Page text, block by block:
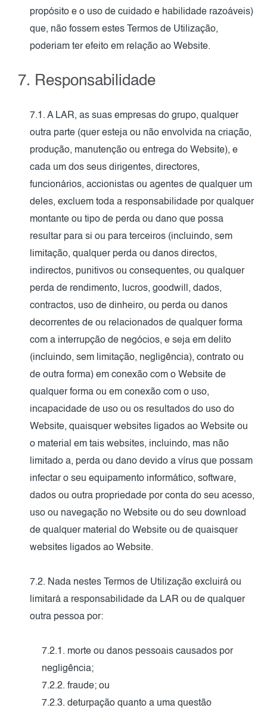
propósito e o uso de cuidado e habilidade razoáveis)
que, não fossem estes Termos de Utilização,
poderiam ter efeito em relação ao Website.
7. Responsabilidade
7.1. A LAR, as suas empresas do grupo, qualquer
outra parte (quer esteja ou não envolvida na criação,
produção, manutenção ou entrega do Website), e
cada um dos seus dirigentes, directores,
funcionários, accionistas ou agentes de qualquer um
deles, excluem toda a responsabilidade por qualquer
montante ou tipo de perda ou dano que possa
resultar para si ou para terceiros (incluindo, sem
limitação, qualquer perda ou danos directos,
indirectos, punitivos ou consequentes, ou qualquer
perda de rendimento, lucros, goodwill, dados,
contractos, uso de dinheiro, ou perda ou danos
decorrentes de ou relacionados de qualquer forma
com a interrupção de negócios, e seja em delito
(incluindo, sem limitação, negligência), contrato ou
de outra forma) em conexão com o Website de
qualquer forma ou em conexão com o uso,
incapacidade de uso ou os resultados do uso do
Website, quaisquer websites ligados ao Website ou
o material em tais websites, incluindo, mas não
limitado a, perda ou dano devido a vírus que possam
infectar o seu equipamento informático, software,
dados ou outra propriedade por conta do seu acesso,
uso ou navegação no Website ou do seu download
de qualquer material do Website ou de quaisquer
websites ligados ao Website.
7.2. Nada nestes Termos de Utilização excluirá ou
limitará a responsabilidade da LAR ou de qualquer
outra pessoa por:
7.2.1. morte ou danos pessoais causados por
negligência;
7.2.2. fraude; ou
7.2.3. deturpação quanto a uma questão